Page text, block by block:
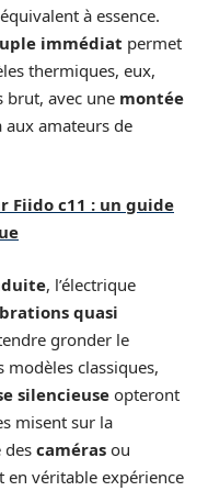
à essence.
immédiat permet
thermiques, eux,
brut, avec une montée
aux amateurs de
Fiido c11 : un guide
, l’électrique
quasi
gronder le
classiques,
silencieuse opteront
misent sur la
des caméras ou
véritable expérience